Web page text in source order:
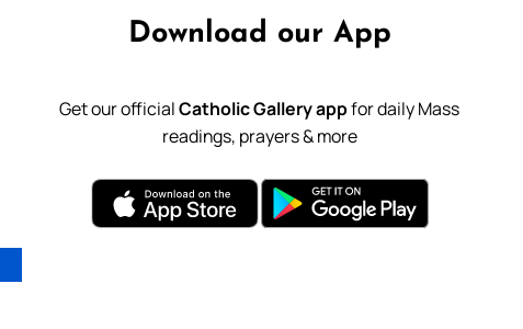
Download our App
Get our officialCatholic Gallery appfor daily Mass
readings, prayers & more